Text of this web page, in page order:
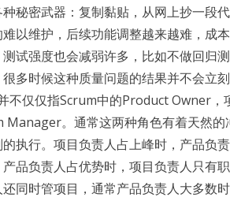
秘密武器：复制黏贴，从网上抄一段
以维护，后续功能调整越来越难，成
试强度也会减弱许多，比如不做回归
多时候这种质量问题的结果并不会立
不仅仅指Scrum中的Product Owner，
。通常这两种角色有着天然的
执行。项目负责人占上峰时，产品负
品负责人占优势时，项目负责人只有
同时管项目，通常产品负责人大多数